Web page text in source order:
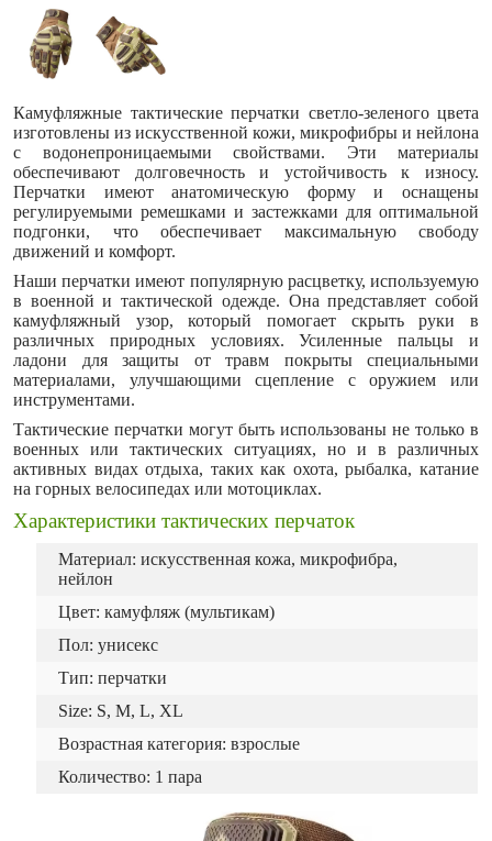
Камуфляжные тактические перчатки светло-зеленого цвета
изготовлены из искусственной кожи, микрофибры и нейлона
с водонепроницаемыми свойствами. Эти материалы
обеспечивают долговечность и устойчивость к износу.
Перчатки имеют анатомическую форму и оснащены
регулируемыми ремешками и застежками для оптимальной
подгонки, что обеспечивает максимальную свободу
движений и комфорт.
Наши перчатки имеют популярную расцветку, используемую
в военной и тактической одежде. Она представляет собой
камуфляжный узор, который помогает скрыть руки в
различных природных условиях. Усиленные пальцы и
ладони для защиты от травм покрыты специальными
материалами, улучшающими сцепление с оружием или
инструментами.
Тактические перчатки могут быть использованы не только в
военных или тактических ситуациях, но и в различных
активных видах отдыха, таких как охота, рыбалка, катание
на горных велосипедах или мотоциклах.
Характеристики тактических перчаток
Материал: искусственная кожа, микрофибра,
нейлон
Цвет: камуфляж (мультикам)
Пол: унисекс
Тип: перчатки
Size: S, M, L, XL
Возрастная категория: взрослые
Количество: 1 пара